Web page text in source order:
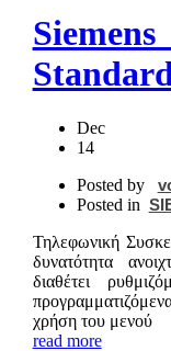
Dec
14
Posted by
Posted in
Τηλεφωνική
δυνατότητα
διαθέτει
χρήση του μενού
read more